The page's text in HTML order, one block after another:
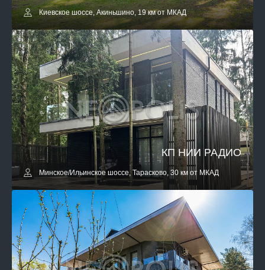
Киевское шоссе, Акиньшино, 19 км от МКАД
КП НИИ РАДИО
Минское/Ильинское шоссе, Тарасково, 30 км от МКАД